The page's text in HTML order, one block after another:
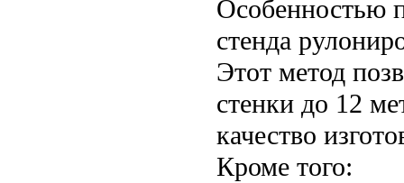
Особенностью
стенда
Этот метод
стенки до 12
качество
Кроме того: